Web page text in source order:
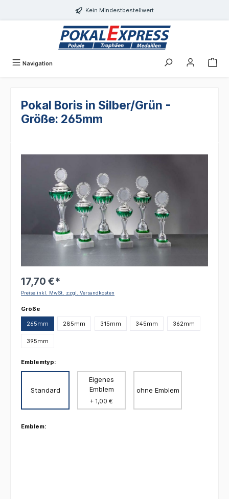
Kein Mindestbestellwert
Navigation
Pokal Boris in Silber/Grün -
Größe: 265mm
Bildergalerie überspringen
17,70 €*
Preise inkl. MwSt. zzgl. Versandkosten
Größe
265mm 285mm 315mm 345mm 362mm
395mm
Emblemtyp:
Standard
Eigenes
Emblem
+ 1,00 €
ohne Emblem
Emblem: